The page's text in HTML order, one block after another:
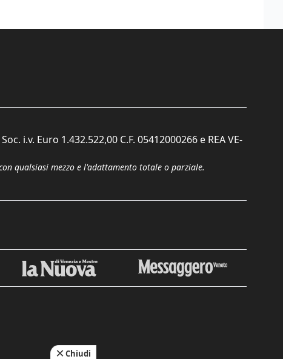
i.v. Euro 1.432.522,00 C.F. 05412000266 e REA VE-
qualsiasi mezzo e l'adattamento totale o parziale.
Chiudi